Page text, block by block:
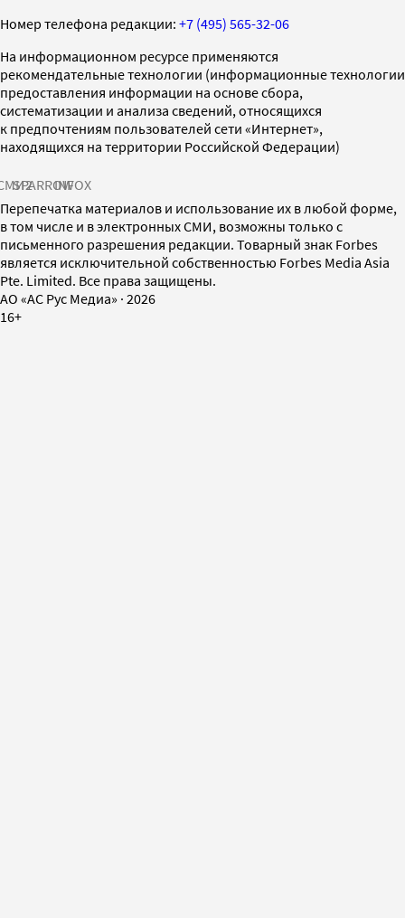
Номер телефона редакции: +7 (495) 565-32-06
На информационном ресурсе применяются
рекомендательные технологии (информационные технологии
предоставления информации на основе сбора,
систематизации и анализа сведений, относящихся
к предпочтениям пользователей сети «Интернет»,
находящихся на территории Российской Федерации)
SPARROWINFOX
Перепечатка материалов и использование их в любой форме,
в том числе и в электронных СМИ, возможны только с
письменного разрешения редакции. Товарный знак Forbes
является исключительной собственностью Forbes Media Asia
Pte. Limited. Все права защищены.
AO «АС Рус Медиа» · 2026
16+